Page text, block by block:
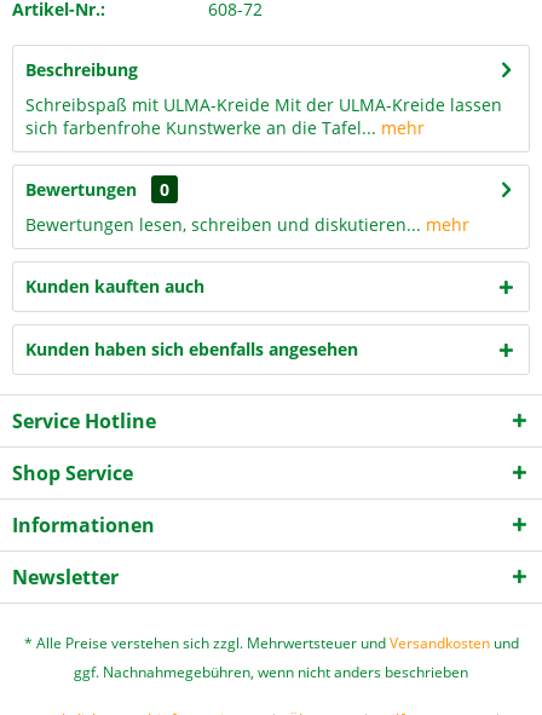
Artikel-Nr.: 608-72
Beschreibung
Schreibspaß mit ULMA-Kreide Mit der ULMA-Kreide lassen
sich farbenfrohe Kunstwerke an die Tafel... mehr
Bewertungen
0
Bewertungen lesen, schreiben und diskutieren... mehr
Kunden kauften auch
Kunden haben sich ebenfalls angesehen
Service Hotline
Shop Service
Informationen
Newsletter
* Alle Preise verstehen sich zzgl. Mehrwertsteuer undVersandkostenund
ggf. Nachnahmegebühren, wenn nicht anders beschrieben